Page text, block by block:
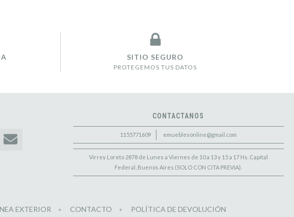
SITIO SEGURO
PROTEGEMOS TUS DATOS
CONTACTANOS
1155771609 emueblesonline@gmail.com
Virrey Loreto 2878 de Lunes a Viernes de 10 a 13 y 15 a 17 Hs. Capital
Federal, Buenos Aires (SOLO CON CITA PREVIA).
EXTERIOR CONTACTO POLÍTICA DE DEVOLUCIÓN